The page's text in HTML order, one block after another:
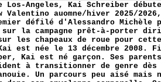
Los-Angeles, Kai Schreiber
auomne/hiver 2025/
défilé d'Alessandro
sur la campagne prêt-à-porter
les chapeaux de roue pour
est née le 13 décembre
Kai est né garçon. Ses
à transitionner de genre dès
Un parcours peu aisé mais